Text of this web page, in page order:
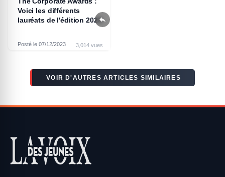
Voici les différents
lauréats de l'édition 2023
Posté le 07/12/2023 3,014 vues

VOIR D'AUTRES ARTICLES SIMILAIRES